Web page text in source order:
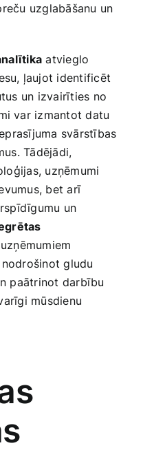
uzglabāšanu un
atvieglo
ļaujot identificēt
un izvairīties no
var izmantot datu
svārstības
Tādējādi,
uzņēmumi
bet arī
un
gludu
paātrinot ‍darbību
mūsdienu